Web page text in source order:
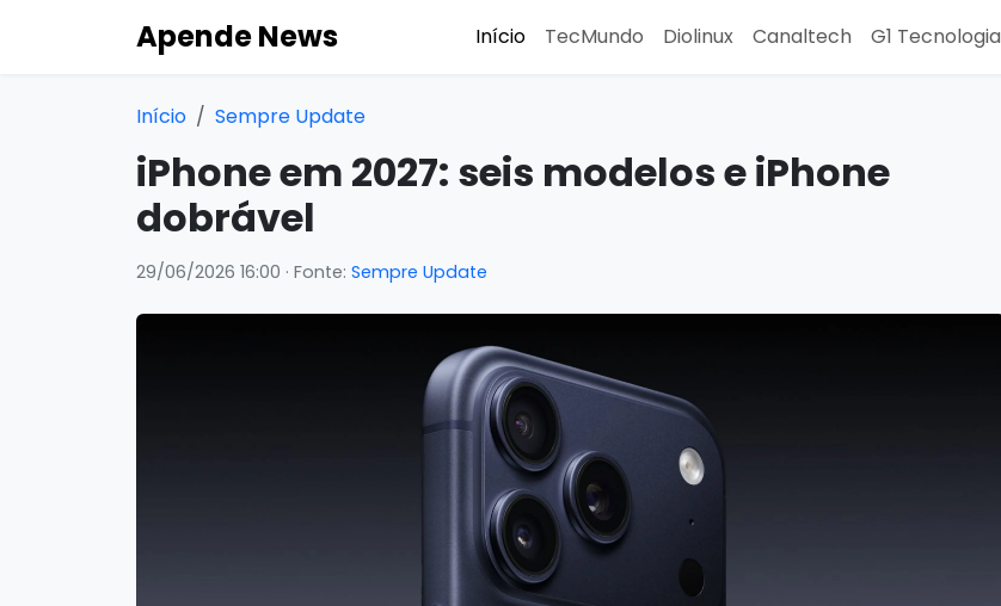
Apende News Início TecMundo Diolinux Canaltech G1 Tecnologia
Início Sempre Update
iPhone em 2027: seis modelos e iPhone
dobrável
29/06/2026 16:00 · Fonte: Sempre Update